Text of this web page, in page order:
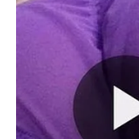
Vi ste među
posebno. Kraj jula
koju dugo nosite u
stabilnost bit će
ste slobodni,
promijeniti život.